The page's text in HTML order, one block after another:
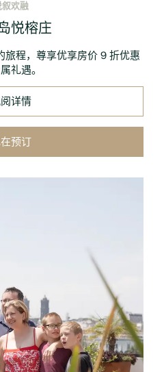
叙欢融
悦榕庄
旅程，尊享优享房价 9 折优惠
礼遇。
详情
预订